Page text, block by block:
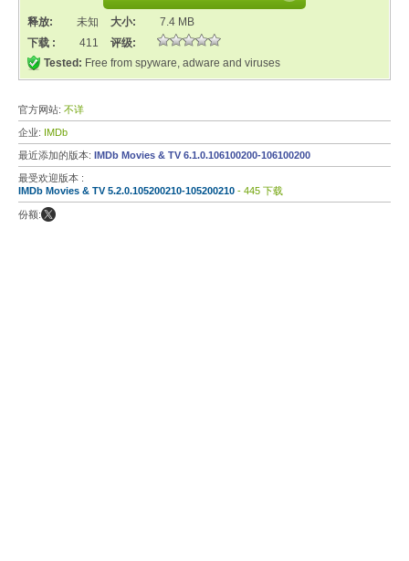
释放: 未知 大小:
7.4 MB
下载 :
411
评级:
Tested: Free from spyware, adware and viruses
官方网站: 不详
企业: IMDb
最近添加的版本: IMDb Movies & TV 6.1.0.106100200-106100200
最受欢迎版本 :
IMDb Movies & TV 5.2.0.105200210-105200210 - 445 下载
份额: